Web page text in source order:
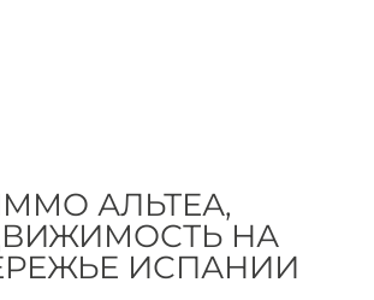
АЛЬТЕА,
НА
ИСПАНИИ